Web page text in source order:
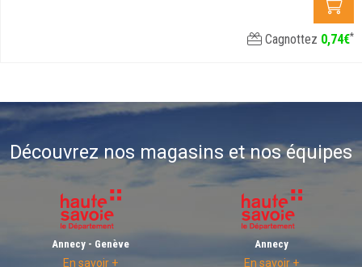
Cagnottez 0,74€*
Découvrez nos magasins et nos équipes
Annecy - Genève
En savoir +
Annecy
En savoir +